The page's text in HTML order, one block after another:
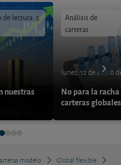
lectura: 5
nuestras
Análisis de
carteras
lunes, 12 de enero
No para la
carteras globales
modelo
Global flexible